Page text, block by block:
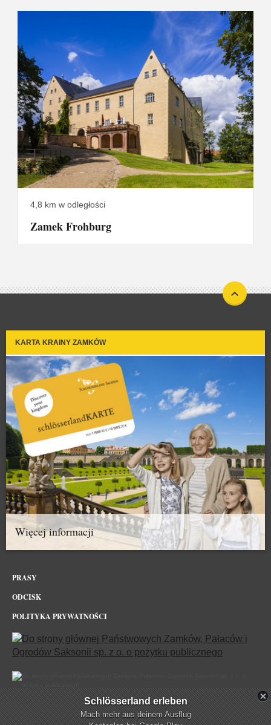
4,8 km w odległości
Zamek Frohburg
KARTA KRAINY ZAMKÓW
Więcej informacji
PRASY
ODCISK
POLITYKA PRYWATNOŚCI
Zamek Gnandstein w sieci
Schlösserland erleben
Mach mehr aus deinem Ausflug